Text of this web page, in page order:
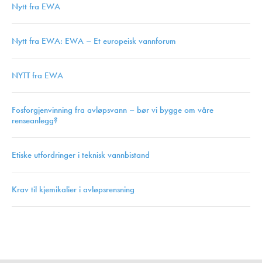
Nytt fra EWA
Nytt fra EWA: EWA – Et europeisk vannforum
NYTT fra EWA
Fosforgjenvinning fra avløpsvann – bør vi bygge om våre
renseanlegg?
Etiske utfordringer i teknisk vannbistand
Krav til kjemikalier i avløpsrensning